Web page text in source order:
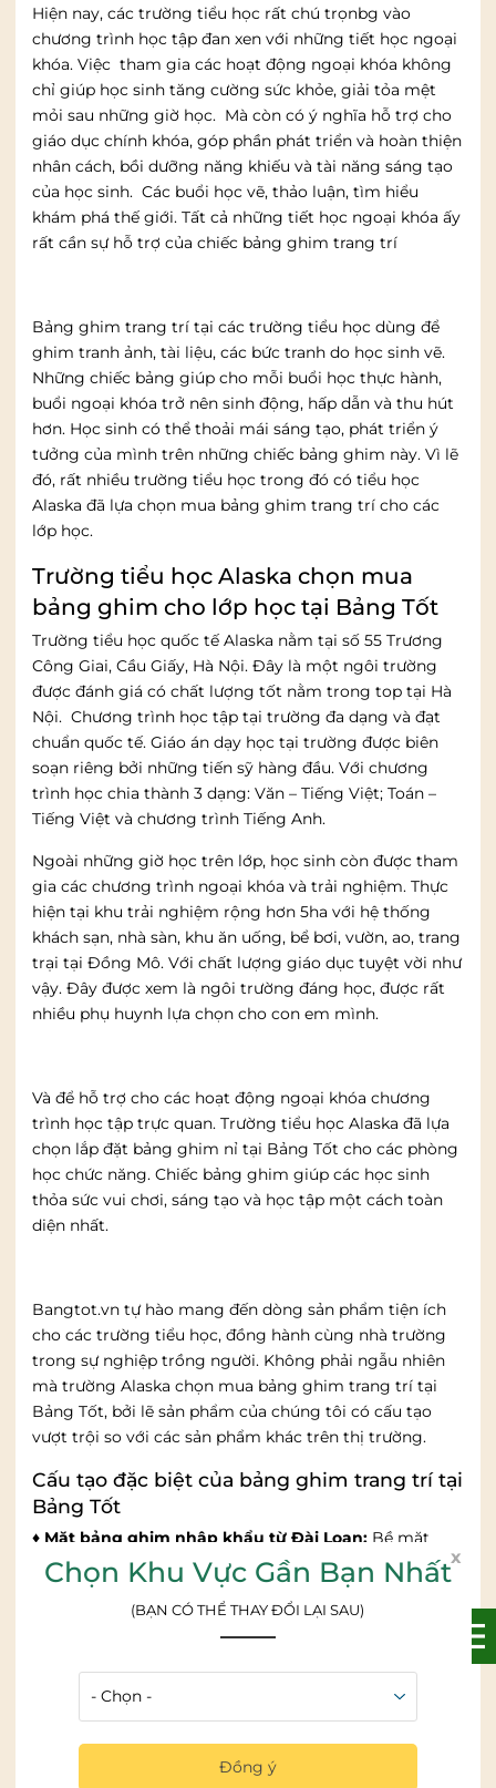
Hiện nay, các trường tiểu học rất chú trọnbg vào
chương trình học tập đan xen với những tiết học ngoại
khóa. Việc tham gia các hoạt động ngoại khóa không
chỉ giúp học sinh tăng cường sức khỏe, giải tỏa mệt
mỏi sau những giờ học. Mà còn có ý nghĩa hỗ trợ cho
giáo dục chính khóa, góp phần phát triển và hoàn thiện
nhân cách, bồi dưỡng năng khiếu và tài năng sáng tạo
của học sinh. Các buổi học vẽ, thảo luận, tìm hiểu
khám phá thế giới. Tất cả những tiết học ngoại khóa ấy
rất cần sự hỗ trợ của chiếc bảng ghim trang trí
Bảng ghim trang trí tại các trường tiểu học dùng để
ghim tranh ảnh, tài liệu, các bức tranh do học sinh vẽ.
Những chiếc bảng giúp cho mỗi buổi học thực hành,
buổi ngoại khóa trở nên sinh động, hấp dẫn và thu hút
hơn. Học sinh có thể thoải mái sáng tạo, phát triển ý
tưởng của mình trên những chiếc bảng ghim này. Vì lẽ
đó, rất nhiều trường tiểu học trong đó có tiểu học
Alaska đã lựa chọn mua bảng ghim trang trí cho các
lớp học.
Trường tiểu học Alaska chọn mua
bảng ghim cho lớp học tại Bảng Tốt
Trường tiểu học quốc tế Alaska nằm tại số 55 Trương
Công Giai, Cầu Giấy, Hà Nội. Đây là một ngôi trường
được đánh giá có chất lượng tốt nằm trong top tại Hà
Nội. Chương trình học tập tại trường đa dạng và đạt
chuẩn quốc tế. Giáo án dạy học tại trường được biên
soạn riêng bởi những tiến sỹ hàng đầu. Với chương
trình học chia thành 3 dạng: Văn – Tiếng Việt; Toán –
Tiếng Việt và chương trình Tiếng Anh.
Ngoài những giờ học trên lớp, học sinh còn được tham
gia các chương trình ngoại khóa và trải nghiệm. Thực
hiện tại khu trải nghiệm rộng hơn 5ha với hệ thống
khách sạn, nhà sàn, khu ăn uống, bể bơi, vườn, ao, trang
trại tại Đồng Mô. Với chất lượng giáo dục tuyệt vời như
vậy. Đây được xem là ngôi trường đáng học, được rất
nhiều phụ huynh lựa chọn cho con em mình.
Và để hỗ trợ cho các hoạt động ngoại khóa chương
trình học tập trực quan. Trường tiểu học Alaska đã lựa
chọn lắp đặt bảng ghim nỉ tại Bảng Tốt cho các phòng
học chức năng. Chiếc bảng ghim giúp các học sinh
thỏa sức vui chơi, sáng tạo và học tập một cách toàn
diện nhất.
Bangtot.vn tự hào mang đến dòng sản phẩm tiện ích
cho các trường tiểu học, đồng hành cùng nhà trường
trong sự nghiệp trồng người. Không phải ngẫu nhiên
mà trường Alaska chọn mua bảng ghim trang trí tại
Bảng Tốt, bởi lẽ sản phẩm của chúng tôi có cấu tạo
vượt trội so với các sản phẩm khác trên thị trường.
Cấu tạo đặc biệt của bảng ghim trang trí tại
Bảng Tốt
♦ Mặt bảng ghim nhập khẩu từ Đài Loan: Bề mặt
bảng là lớp vải nỉ cao cấp nhập khẩu từ Đài Loan. Phía
dưới là lớp cao su non siêu bền giúp giữ ghim tuyệt đối.
Lớp cao su có độ đàn hồi cao, cắm ghim dễ dàng,
không để lại vết khi rút ra. Không bị lồi lõm, biến dạng
công làm sạch mà mặt bảng lúc nào cũng đẹp. Ngoài
ra, lớp vải nỉ có nhiều màu sắc khác nhau cho khách
hàng lựa chọn. Sao cho phù hợp với sở thích và toàn bộ
x
Chọn Khu Vực Gần Bạn Nhất
(BẠN CÓ THỂ THAY ĐỔI LẠI SAU)
Đồng ý